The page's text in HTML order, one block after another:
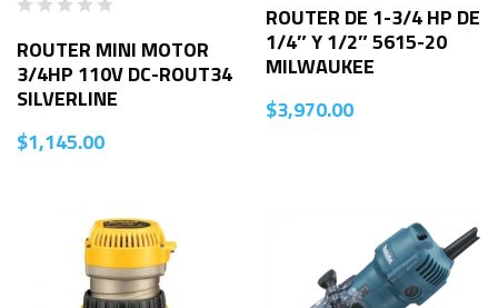
ROUTER MINI MOTOR
3/4HP 110V DC-ROUT34
SILVERLINE
$1,145.00
ROUTER DE 1-3/4 HP DE
1/4″ Y 1/2″ 5615-20
MILWAUKEE
$3,970.00